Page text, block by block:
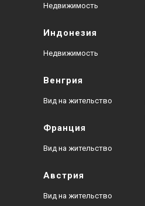
Недвижимость
Индонезия
Недвижимость
Венгрия
Вид на жительство
Франция
Вид на жительство
Австрия
Вид на жительство